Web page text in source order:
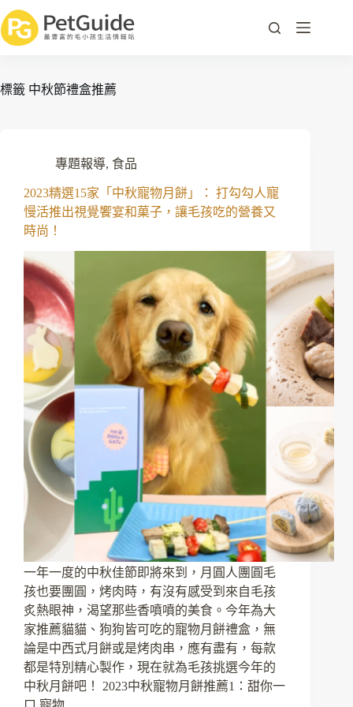
標籤 中秋節禮盒推薦
專題報導, 食品
2023精選15家「中秋寵物月餅」： 打勾勾人寵
慢活推出視覺饗宴和菓子，讓毛孩吃的營養又
時尚！
一年一度的中秋佳節即將來到，月圓人團圓毛
孩也要團圓，烤肉時，有沒有感受到來自毛孩
炙熱眼神，渴望那些香噴噴的美食。今年為大
家推薦貓貓、狗狗皆可吃的寵物月餅禮盒，無
論是中西式月餅或是烤肉串，應有盡有，每款
都是特別精心製作，現在就為毛孩挑選今年的
中秋月餅吧！ 2023中秋寵物月餅推薦1：甜你一